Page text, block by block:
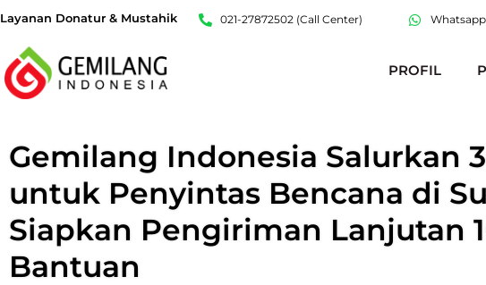
konten
Layanan Donatur & Mustahik 021-27872502 (Call Center) Whatsapp
PROFIL
Gemilang Indonesia Salurkan
untuk Penyintas Bencana di
Siapkan Pengiriman Lanjutan
Bantuan